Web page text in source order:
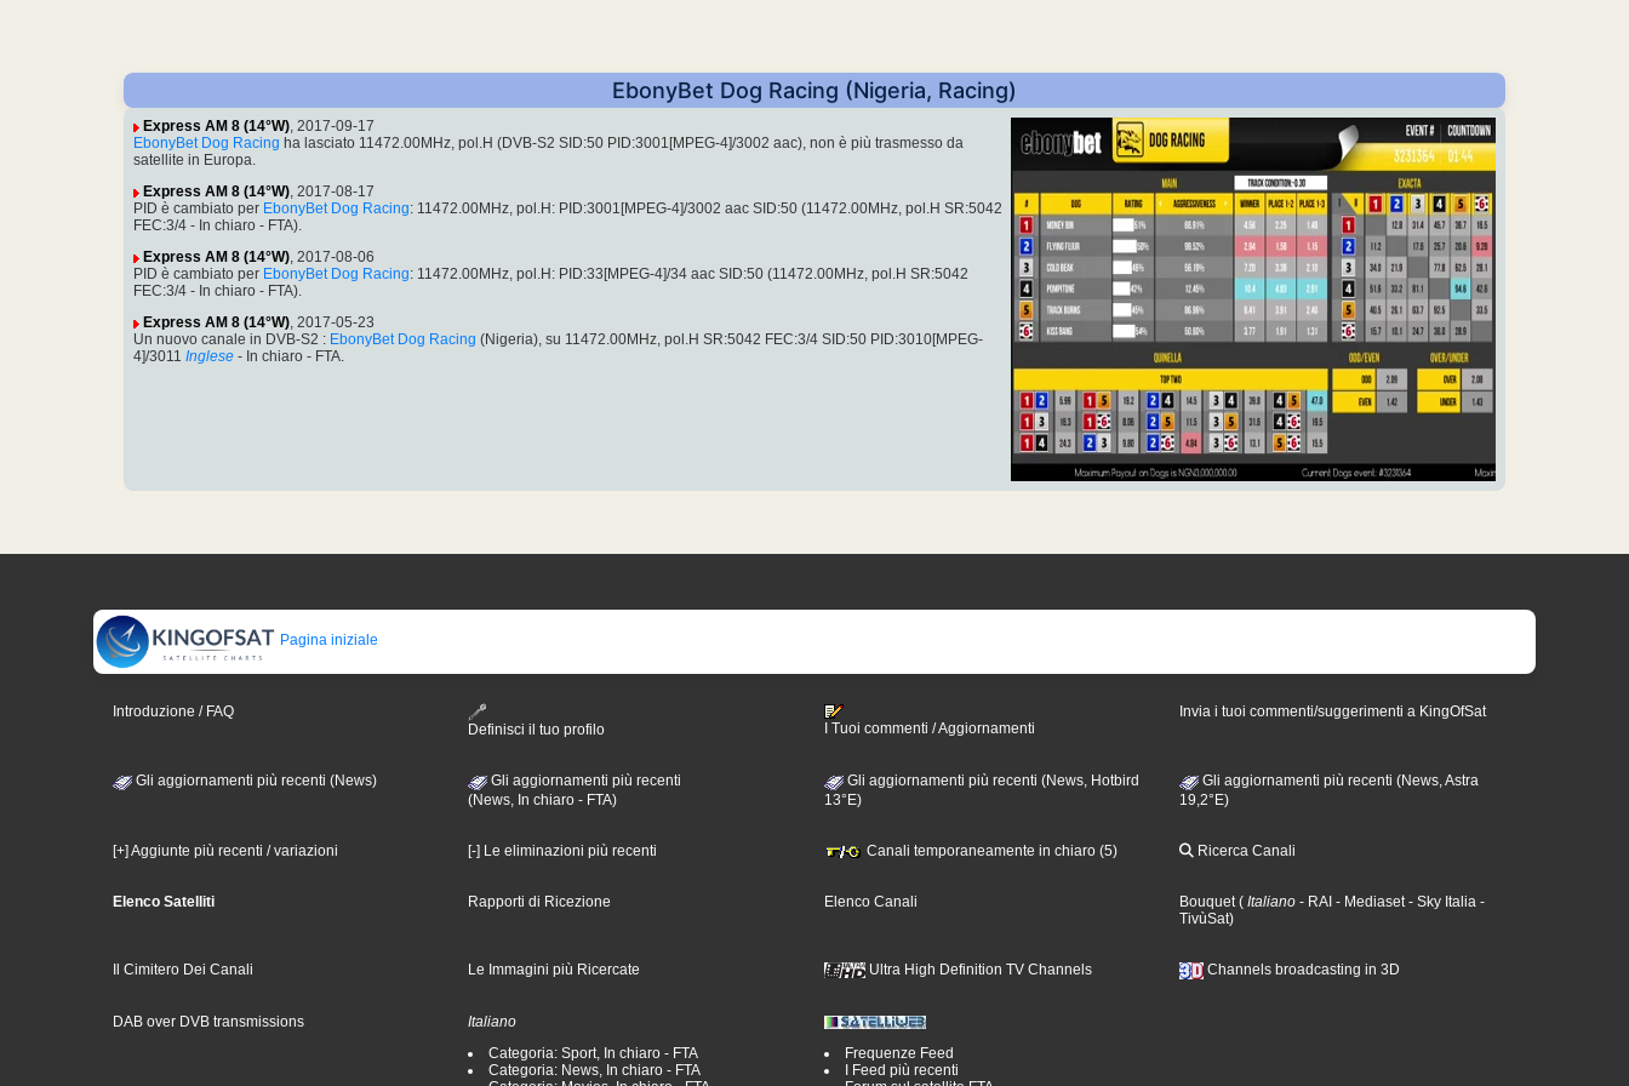
EbonyBet Dog Racing (Nigeria, Racing)
Express AM 8 (14°W), 2017-09-17
EbonyBet Dog Racing ha lasciato 11472.00MHz, pol.H (DVB-S2 SID:50 PID:3001[MPEG-4]/3002 aac), non è più trasmesso da
satellite in Europa.
Express AM 8 (14°W), 2017-08-17
PID è cambiato per EbonyBet Dog Racing: 11472.00MHz, pol.H: PID:3001[MPEG-4]/3002 aac SID:50 (11472.00MHz, pol.H SR:5042
FEC:3/4 - In chiaro - FTA).
Express AM 8 (14°W), 2017-08-06
PID è cambiato per EbonyBet Dog Racing: 11472.00MHz, pol.H: PID:33[MPEG-4]/34 aac SID:50 (11472.00MHz, pol.H SR:5042
FEC:3/4 - In chiaro - FTA).
Express AM 8 (14°W), 2017-05-23
Un nuovo canale in DVB-S2 : EbonyBet Dog Racing (Nigeria), su 11472.00MHz, pol.H SR:5042 FEC:3/4 SID:50 PID:3010[MPEG-
4]/3011 Inglese - In chiaro - FTA.
Pagina iniziale
Introduzione / FAQ
Definisci il tuo profilo
I Tuoi commenti / Aggiornamenti
Invia i tuoi commenti/suggerimenti a KingOfSat
Gli aggiornamenti più recenti (News)
Gli aggiornamenti più recenti
(News, In chiaro - FTA)
Gli aggiornamenti più recenti (News, Hotbird
13°E)
Gli aggiornamenti più recenti (News, Astra
19,2°E)
[+] Aggiunte più recenti / variazioni [-] Le eliminazioni più recenti Canali temporaneamente in chiaro (5) Ricerca Canali
Elenco Satelliti Rapporti di Ricezione Elenco Canali Bouquet( Italiano - RAI - Mediaset- Sky Italia -
TivùSat)
Il Cimitero Dei Canali Le Immagini più Ricercate Ultra High Definition TV Channels Channels broadcasting in 3D
DAB over DVB transmissions
Italiano
Categoria: Sport, In chiaro - FTA
Categoria: News, In chiaro - FTA
Frequenze Feed
I Feed più recenti